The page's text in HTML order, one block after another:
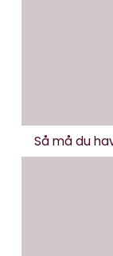
Så må du